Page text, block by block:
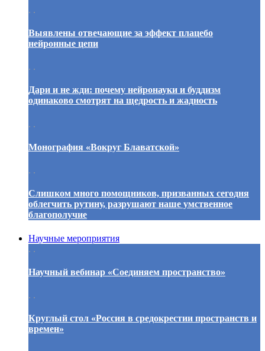
. .
Выявлены отвечающие за эффект плацебо
нейронные цепи
. .
Дари и не жди: почему нейронауки и буддизм
одинаково смотрят на щедрость и жадность
. .
Монография «Вокруг Блаватской»
. .
Слишком много помощников, призванных сегодня
облегчить рутину, разрушают наше умственное
благополучие
Научные мероприятия
. .
Научный вебинар «Соединяем пространство»
. .
Круглый стол «Россия в средокрестии пространств и
времен»